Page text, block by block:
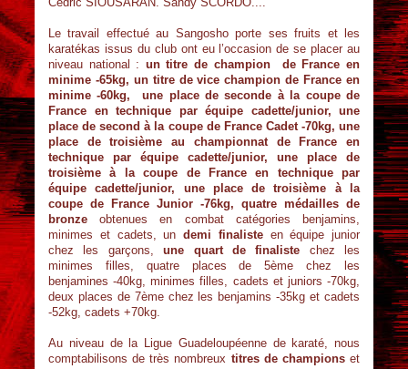
Le travail effectué au Sangosho porte ses fruits et les
karatékas issus du club ont eu l’occasion de se placer au
niveau national : un titre de champion de France en
minime -65kg, un titre de vice champion de France en
minime -60kg, une place de seconde à la coupe de
France en technique par équipe cadette/junior, une
place de second à la coupe de France Cadet -70kg, une
place de troisième au championnat de France en
technique par équipe cadette/junior, une place de
troisième à la coupe de France en technique par
équipe cadette/junior, une place de troisième à la
coupe de France Junior -76kg, quatre médailles de
bronze obtenues en combat catégories benjamins,
minimes et cadets, un demi finalisteen équipe junior
chez les garçons,une quart de finaliste chez les
minimes filles, quatre places de 5ème chez les
benjamines -40kg, minimes filles, cadets et juniors -70kg,
deux places de 7ème chez les benjamins -35kg et cadets
-52kg, cadets +70kg.
Au niveau de la Ligue Guadeloupéenne de karaté, nous
comptabilisons de très nombreux titres de championset